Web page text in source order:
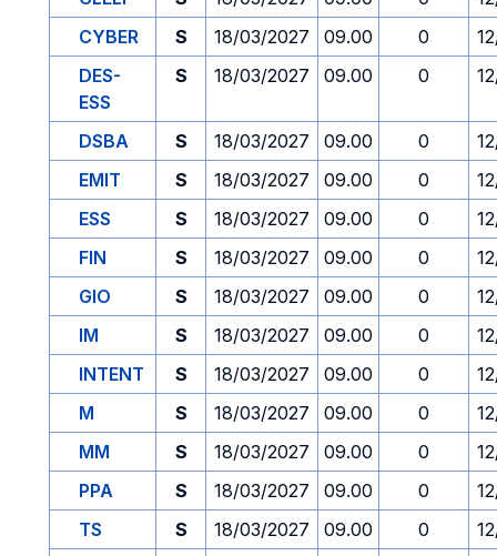
CYBER
S 18/03/2027 09.00 0
DES-
ESS
S 18/03/2027 09.00 0
DSBA S 18/03/2027 09.00 0
EMIT
S 18/03/2027 09.00 0
ESS
S 18/03/2027 09.00 0
FIN
S 18/03/2027 09.00 0
GIO
S 18/03/2027 09.00 0
IM
S 18/03/2027 09.00 0
INTENT
S 18/03/2027 09.00 0
M
S 18/03/2027 09.00 0
MM
S 18/03/2027 09.00 0
PPA
S 18/03/2027 09.00 0
TS
S 18/03/2027 09.00 0